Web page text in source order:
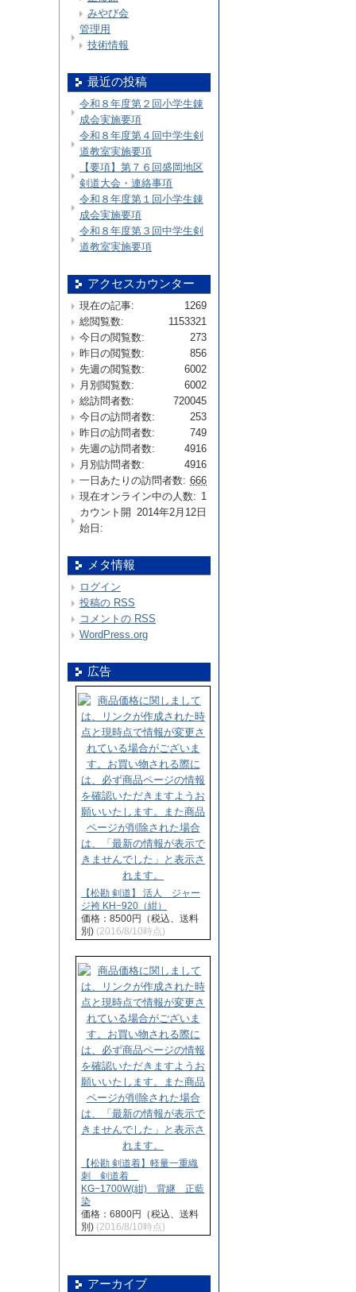
みやび会
管理用
技術情報
最近の投稿
令和８年度第２回小学生錬
成会実施要項
令和８年度第４回中学生剣
道教室実施要項
【要項】第７６回盛岡地区
剣道大会・連絡事項
令和８年度第１回小学生錬
成会実施要項
令和８年度第３回中学生剣
道教室実施要項
アクセスカウンター
1269
現在の記事:
1153321
総閲覧数:
273
今日の閲覧数:
856
昨日の閲覧数:
6002
先週の閲覧数:
6002
月別閲覧数:
720045
総訪問者数:
253
今日の訪問者数:
749
昨日の訪問者数:
4916
先週の訪問者数:
4916
月別訪問者数:
666
一日あたりの訪問者数:
1
現在オンライン中の人数:
2014年2月12日
カウント開
始日:
メタ情報
ログイン
投稿の RSS
コメントの RSS
WordPress.org
広告
【松勘 剣道】 活人 ジャー
ジ袴 KH−920（紺）
価格：8500円（税込、送料
別) (2016/8/10時点)
【松勘 剣道着】軽量一重織
刺 剣道着
KG−1700W(紺) 背継 正藍
染
価格：6800円（税込、送料
別) (2016/8/10時点)
アーカイブ